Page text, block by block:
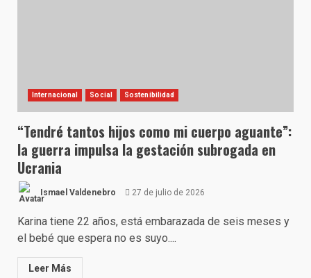
Internacional Social Sostenibilidad
“Tendré tantos hijos como mi cuerpo aguante”:
la guerra impulsa la gestación subrogada en
Ucrania
Ismael Valdenebro 27 de julio de 2026
Karina tiene 22 años, está embarazada de seis meses y
el bebé que espera no es suyo....
Leer Más